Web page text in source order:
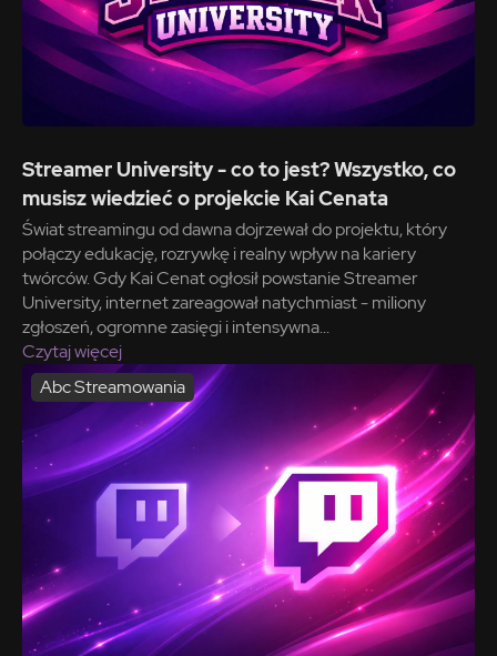
Streamer University - co to jest? Wszystko, co
musisz wiedzieć o projekcie Kai Cenata
Świat streamingu od dawna dojrzewał do projektu, który
połączy edukację, rozrywkę i realny wpływ na kariery
twórców. Gdy Kai Cenat ogłosił powstanie Streamer
University, internet zareagował natychmiast - miliony
zgłoszeń, ogromne zasięgi i intensywna...
Czytaj więcej
Abc Streamowania